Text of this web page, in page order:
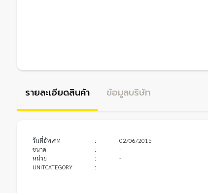
รายละเอียดสินค้า ข้อมูลบริษัท
วันที่อัพเดท :
02/06/2015
ขนาด
:
-
หน่วย
:
-
UNITCATEGORY
: